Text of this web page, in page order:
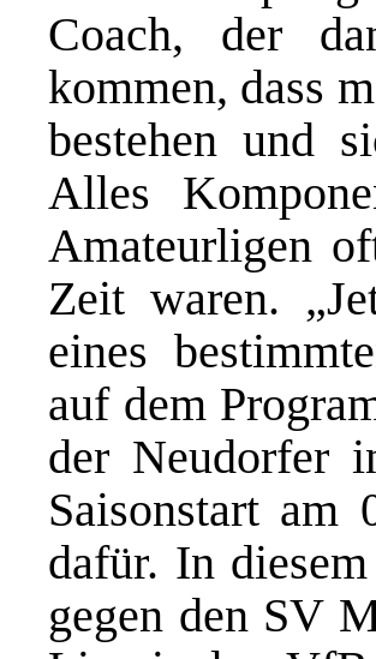
Coach, der
kommen, dass
bestehen und
Alles
Amateurligen
Zeit waren.
eines
auf dem
der Neudorfer
Saisonstart am
dafür. In
gegen den SV